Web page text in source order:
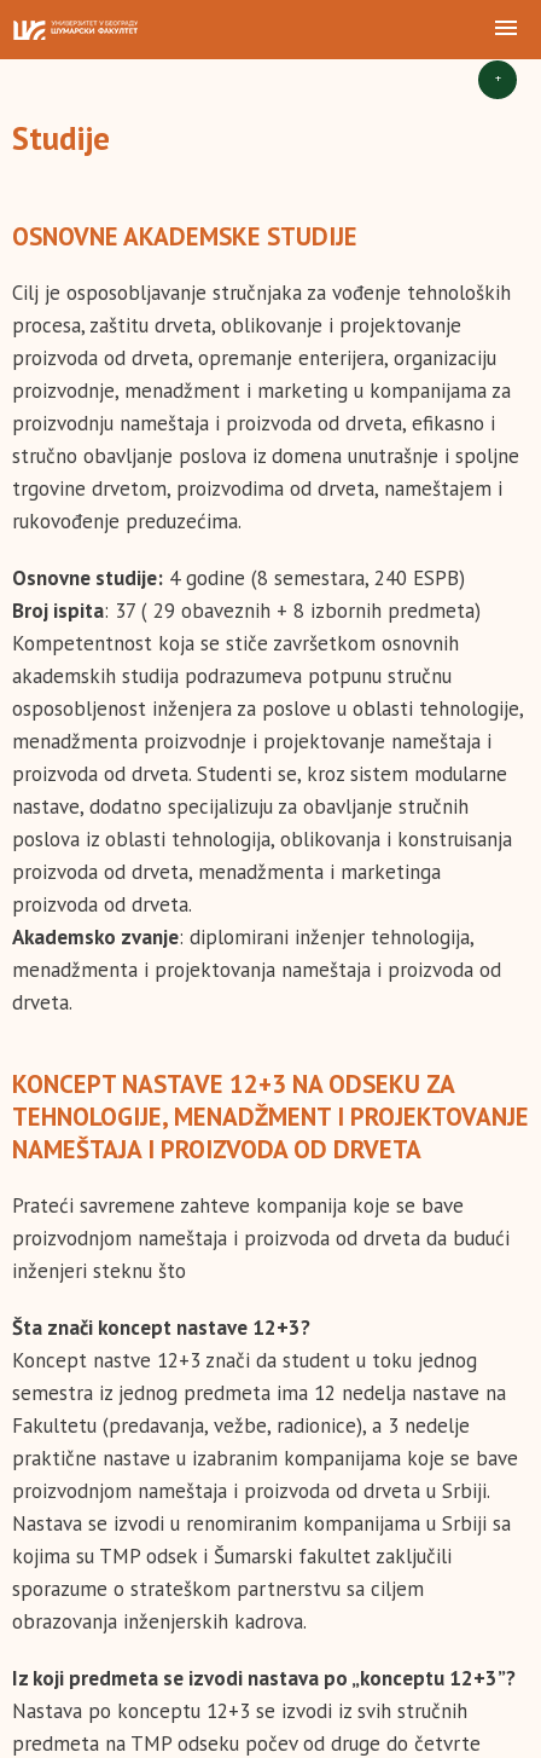
+
Studije
OSNOVNE AKADEMSKE STUDIJE
Cilj je osposobljavanje stručnjaka za vođenje tehnoloških
procesa, zaštitu drveta, oblikovanje i projektovanje
proizvoda od drveta, opremanje enterijera, organizaciju
proizvodnje, menadžment i marketing u kompanijama za
proizvodnju nameštaja i proizvoda od drveta, efikasno i
stručno obavljanje poslova iz domena unutrašnje i spoljne
trgovine drvetom, proizvodima od drveta, nameštajem i
rukovođenje preduzećima.
Osnovne studije: 4 godine (8 semestara, 240 ESPB)
Broj ispita: 37 ( 29 obaveznih + 8 izbornih predmeta)
Kompetentnost koja se stiče završetkom osnovnih
akademskih studija podrazumeva potpunu stručnu
osposobljenost inženjera za poslove u oblasti tehnologije,
menadžmenta proizvodnje i projektovanje nameštaja i
proizvoda od drveta. Studenti se, kroz sistem modularne
nastave, dodatno specijalizuju za obavljanje stručnih
poslova iz oblasti tehnologija, oblikovanja i konstruisanja
proizvoda od drveta, menadžmenta i marketinga
proizvoda od drveta.
Akademsko zvanje: diplomirani inženjer tehnologija,
menadžmenta i projektovanja nameštaja i proizvoda od
drveta.
KONCEPT NASTAVE 12+3 NA ODSEKU ZA
TEHNOLOGIJE, MENADŽMENT I PROJEKTOVANJE
NAMEŠTAJA I PROIZVODA OD DRVETA
Prateći savremene zahteve kompanija koje se bave
proizvodnjom nameštaja i proizvoda od drveta da budući
inženjeri steknu što
Šta znači koncept nastave 12+3?
Koncept nastve 12+3 znači da student u toku jednog
semestra iz jednog predmeta ima 12 nedelja nastave na
Fakultetu (predavanja, vežbe, radionice), a 3 nedelje
praktične nastave u izabranim kompanijama koje se bave
proizvodnjom nameštaja i proizvoda od drveta u Srbiji.
Nastava se izvodi u renomiranim kompanijama u Srbiji sa
kojima su TMP odsek i Šumarski fakultet zaključili
sporazume o strateškom partnerstvu sa ciljem
obrazovanja inženjerskih kadrova.
Iz koji predmeta se izvodi nastava po „konceptu 12+3”?
Nastava po konceptu 12+3 se izvodi iz svih stručnih
predmeta na TMP odseku počev od druge do četvrte